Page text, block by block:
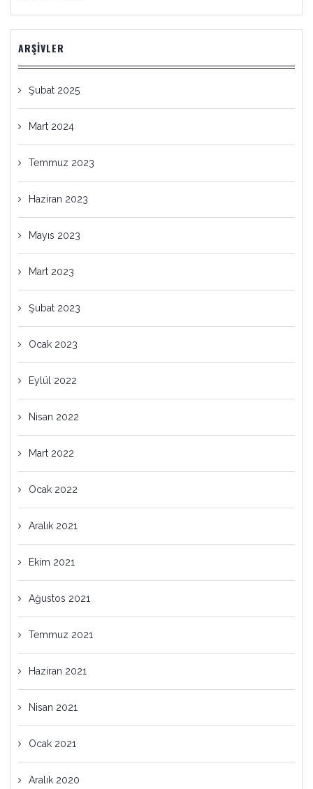
ARŞIVLER
Şubat 2025
Mart 2024
Temmuz 2023
Haziran 2023
Mayıs 2023
Mart 2023
Şubat 2023
Ocak 2023
Eylül 2022
Nisan 2022
Mart 2022
Ocak 2022
Aralık 2021
Ekim 2021
Ağustos 2021
Temmuz 2021
Haziran 2021
Nisan 2021
Ocak 2021
Aralık 2020